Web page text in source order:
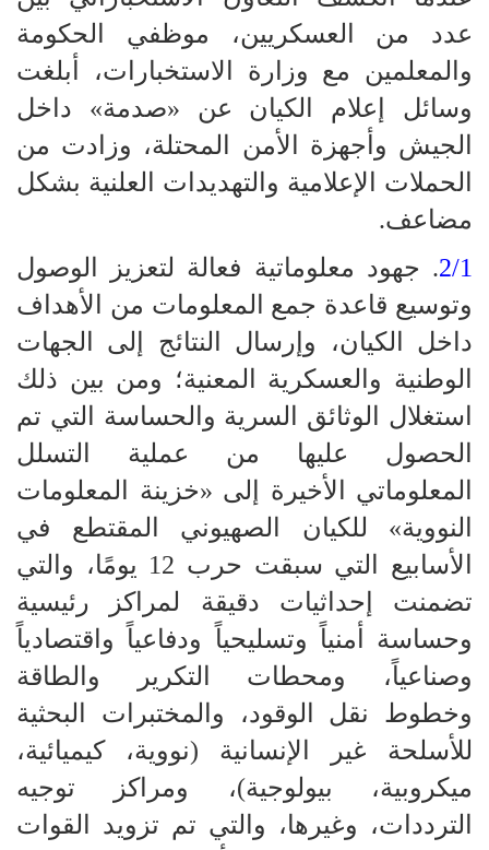
عدد من العسكريين، موظفي الحكومة
والمعلمين مع وزارة الاستخبارات، أبلغت
وسائل إعلام الكيان عن «صدمة» داخل
الجيش وأجهزة الأمن المحتلة، وزادت من
الحملات الإعلامية والتهديدات العلنية بشكل
مضاعف.
2/1. جهود معلوماتية فعالة لتعزيز الوصول
وتوسيع قاعدة جمع المعلومات من الأهداف
داخل الكيان، وإرسال النتائج إلى الجهات
الوطنية والعسكرية المعنية؛ ومن بين ذلك
استغلال الوثائق السرية والحساسة التي تم
الحصول عليها من عملية التسلل
المعلوماتي الأخيرة إلى «خزينة المعلومات
النووية» للكيان الصهيوني المقتطع في
الأسابيع التي سبقت حرب 12 يومًا، والتي
تضمنت إحداثيات دقيقة لمراكز رئيسية
وحساسة أمنياً وتسليحياً ودفاعياً واقتصادياً
وصناعياً، ومحطات التكرير والطاقة
وخطوط نقل الوقود، والمختبرات البحثية
للأسلحة غير الإنسانية (نووية، كيميائية،
ميكروبية، بيولوجية)، ومراكز توجيه
الترددات، وغيرها، والتي تم تزويد القوات